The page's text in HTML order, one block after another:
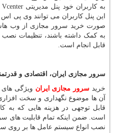
به کاربران خود پنل مدیریتیVcenter
این پنل کاربران می توانند وی پی اس
صورت خرید سرور مجازی از وب
به کمک داشته باشند، تنظیمات
قابل انجام است.
سرور مجازی ایران، اقتصادی و
خرید سرور مجازی ایران ویژگی های
آن ها موضوع نگهداری و سخت
قابل توجهی در هزینه هایی که به
است. ضمن اینکه تمام قابلیت های
نصب انواع سیستم عامل ها بر روی